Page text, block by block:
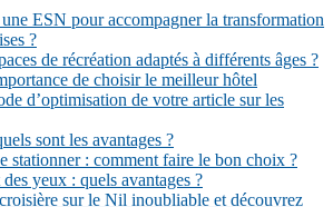
ESN pour accompagner la transformation
?
de récréation adaptés à différents âges ?
de choisir le meilleur hôtel
d’optimisation de votre article sur les
sont les avantages ?
stationner : comment faire le bon choix ?
yeux : quels avantages ?
sur le Nil inoubliable et découvrez